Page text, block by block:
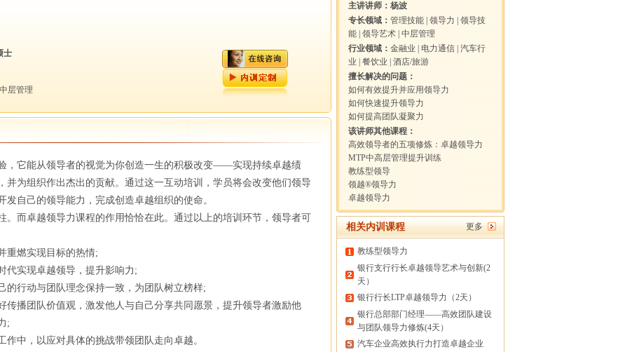
士
层管理
，它能从领导者的视觉为你创造一生的积极改变——实现持续卓越绩
并为组织作出杰出的贡献。通过这一互动培训，学员将会改变他们领导
自己的领导能力，完成创造卓越组织的使命。
。而卓越领导力课程的作用恰恰在此。通过以上的培训环节，领导者可
重燃实现目标的热情;
代实现卓越领导，提升影响力;
的行动与团队理念保持一致，为团队树立榜样;
传播团队价值观，激发他人与自己分享共同愿景，提升领导者激励他
;
中，以应对具体的挑战带领团队走向卓越。
主讲讲师： 杨波
专长领域： 管理技能 领导力
领导技
能 领导艺术 中层管理
行业领域： 金融业 电力通信 汽车行
业
餐饮业
酒店/旅游
擅长解决的问题：
如何有效提升并应用领导力
如何快速提升领导力
如何提高团队凝聚力
该讲师其他课程：
高效领导者的五项修炼：卓越领导力
MTP中高层管理提升训练
教练型领导
领越®领导力
卓越领导力
相关内训课程 更多
教练型领导力
银行支行行长卓越领导艺术与创新(2
天）
银行行长LTP卓越领导力（2天）
银行总部部门经理——高效团队建设
与团队领导力修炼(4天）
汽车企业高效执行力打造卓越企业